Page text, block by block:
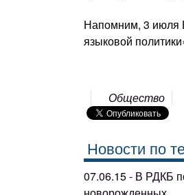
Напомним, 3 июля
языковой
Общество
Новости по
07.06.15 - В РДКБ